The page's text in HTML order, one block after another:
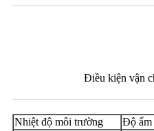
Điều kiện vận
Nhiệt độ môi trường Độ ẩm